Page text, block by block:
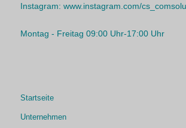
Instagram: www.instagram.com/
Montag - Freitag 09:00 Uhr-17:00 Uhr
Startseite
Unternehmen